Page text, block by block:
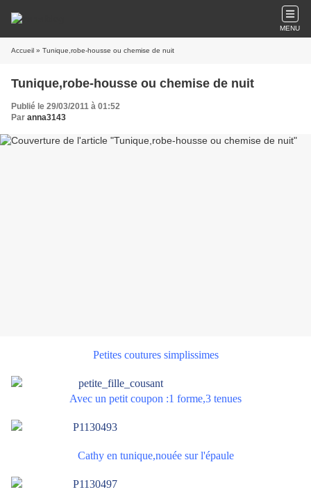
MENU
Accueil » Tunique,robe-housse ou chemise de nuit
Tunique,robe-housse ou chemise de nuit
Publié le 29/03/2011 à 01:52
Par anna3143
Petites coutures simplissimes
Avec un petit coupon :1 forme,3 tenues
Cathy en tunique,nouée sur l'épaule